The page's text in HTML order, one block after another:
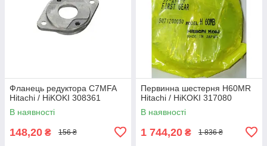
Фланець редуктора C7MFA
Hitachi / HiKOKI 308361
В наявності
148,20 ₴ 156 ₴
Первинна шестерня H60MR
Hitachi / HiKOKI 317080
В наявності
1 744,20 ₴ 1 836 ₴